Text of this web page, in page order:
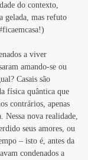
do contexto,
gelada, mas refuto
a viver
amando-se ou
Casais são
física quântica que
contrários, apenas
Nessa nova realidade,
seus amores, ou
– isto é, antes da
condenados a